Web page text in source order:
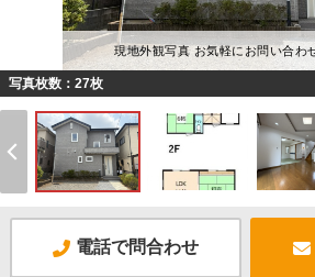
現地外観写真 お気軽にお問い合わ
写真枚数：27枚
電話で問合わせ